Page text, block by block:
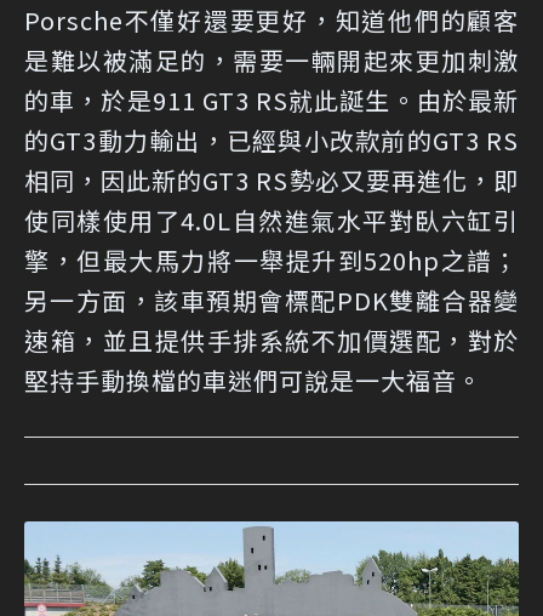
Porsche不僅好還要更好，知道他們的顧客
是難以被滿足的，需要一輛開起來更加刺激
的車，於是911 GT3 RS就此誕生。由於最新
的GT3動力輸出，已經與小改款前的GT3 RS
相同，因此新的GT3 RS勢必又要再進化，即
使同樣使用了4.0L自然進氣水平對臥六缸引
擎，但最大馬力將一舉提升到520hp之譜；
另一方面，該車預期會標配PDK雙離合器變
速箱，並且提供手排系統不加價選配，對於
堅持手動換檔的車迷們可說是一大福音。